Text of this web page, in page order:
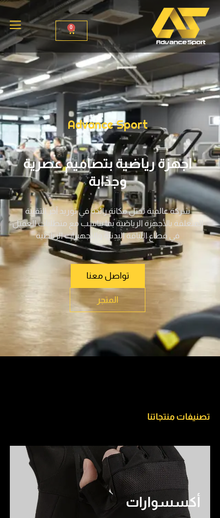
0
Advance Sport
اجهزة رياضية بتصاميم عصرية
وجذابة
ﺷﺮﻛﺔ ﻋﺎﻟﻤﻴﺔ ﺗﺤﺘﻞ ﻣﻜﺎﻧﺔ راﺋﺪة ﻓﻲ ﺗﻮرﻳﺪ آخر التقنية
المتعلقة بالأجهزة الرياضية ﺑﻤﺎ ﻳﻨﺎﺳﺐ مع ﻣﺘﻄﻠﺒﺎت اﻟﻌﻤﻴﻞ
ﻓﻲ ﻗﻄﺎع اﻟﻠﻴﺎﻗﺔ اﻟﺒﺪﻧﻴﺔ واﻟﺘﺠﻬﻴﺰات اﻟﺮﻳﺎﺿﻴﺔ
تواصل معنا
المتجر
تصنيفات منتجاتنا
أكسسوارات